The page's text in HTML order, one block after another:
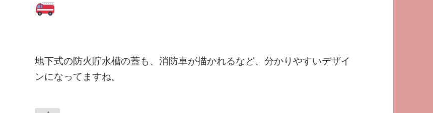
地下式の防火貯水槽の蓋も、消防車が描かれるなど、分かりやすいデザイ
ンになってますね。